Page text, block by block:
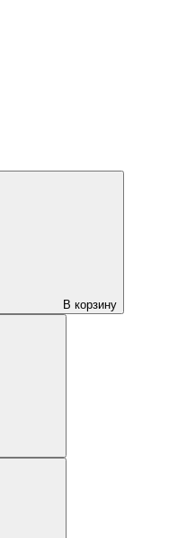
В корзину